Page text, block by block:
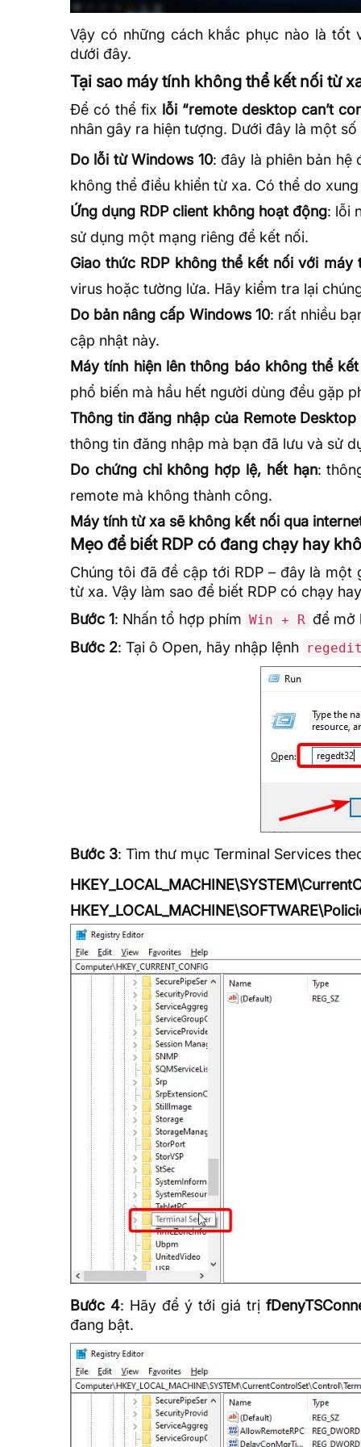
Vậy có những cách khắc phục nào là tốt
dưới đây.
Tại sao máy tính không thể kết nối từ
Để có thể fix lỗi “remote desktop can’t
nhân gây ra hiện tượng. Dưới đây là một
Do lỗi từ Windows 10: đây là phiên bản hệ
không thể điều khiển từ xa. Có thể do
Ứng dụng RDP client không hoạt động: lỗi
sử dụng một mạng riêng để kết nối.
Giao thức RDP không thể kết nối với
virus hoặc tường lửa. Hãy kiểm tra lại
Do bản nâng cấp Windows 10: rất nhiều
cập nhật này.
Máy tính hiện lên thông báo không thể
phổ biến mà hầu hết người dùng đều gặp
Thông tin đăng nhập của Remote
thông tin đăng nhập mà bạn đã lưu và sử
Do chứng chỉ không hợp lệ, hết hạn:
remote mà không thành công.
Máy tính từ xa sẽ không kết nối qua
Mẹo để biết RDP có đang chạy hay
Chúng tôi đã đề cập tới RDP– đây là một
từ xa. Vậy làm sao để biết RDP có chạy
Bước 1: Nhấn tổ hợp phím Win + R để mở
Bước 2: Tại ô Open, hãy nhập lệnh
Bước 3: Tìm thư mục Terminal Services
Bước 4: Hãy để ý tới giá trị
đang bật.